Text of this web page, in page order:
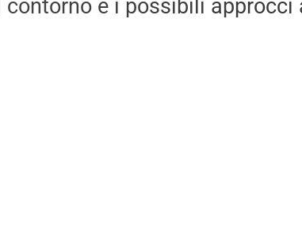
e i possibili approcci